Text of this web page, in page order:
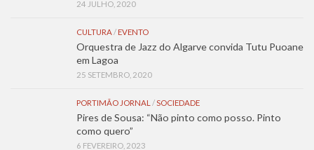
24 JULHO, 2020
CULTURA/ EVENTO
Orquestra de Jazz do Algarve convida Tutu Puoane
em Lagoa
25 SETEMBRO, 2020
PORTIMÃO JORNAL /SOCIEDADE
Pires de Sousa: “Não pinto como posso. Pinto
como quero”
6 FEVEREIRO, 2023